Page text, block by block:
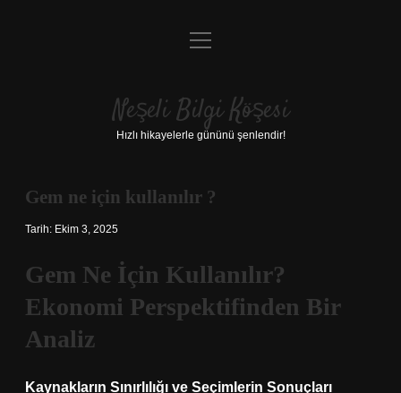
Anasayfa
Yasal Uyarı
menüyü
Neşeli Bilgi Köşesi
Hızlı hikayelerle gününü şenlendir!
Gem ne için kullanılır ?
Tarih: Ekim 3, 2025
Gem Ne İçin Kullanılır?
Ekonomi Perspektifinden Bir
Analiz
Kaynakların Sınırlılığı ve Seçimlerin Sonuçları